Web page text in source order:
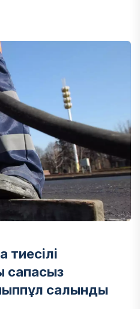
сапасыз
салынды